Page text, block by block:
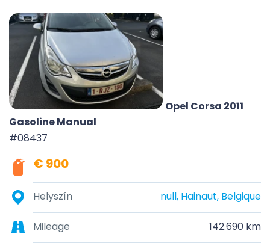
Opel Corsa 2011
Gasoline Manual
#08437
€ 900
Helyszín null, Hainaut, Belgique
Mileage 142.690 km